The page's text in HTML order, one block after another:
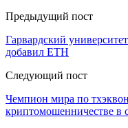
Предыдущий пост
Гарвардский
добавил ETH
Следующий пост
Чемпион мира по
криптомошенничестве в